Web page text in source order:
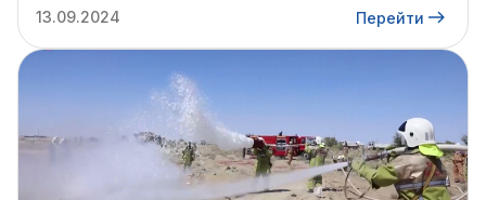
отопительному сезону.
13.09.2024 Перейти